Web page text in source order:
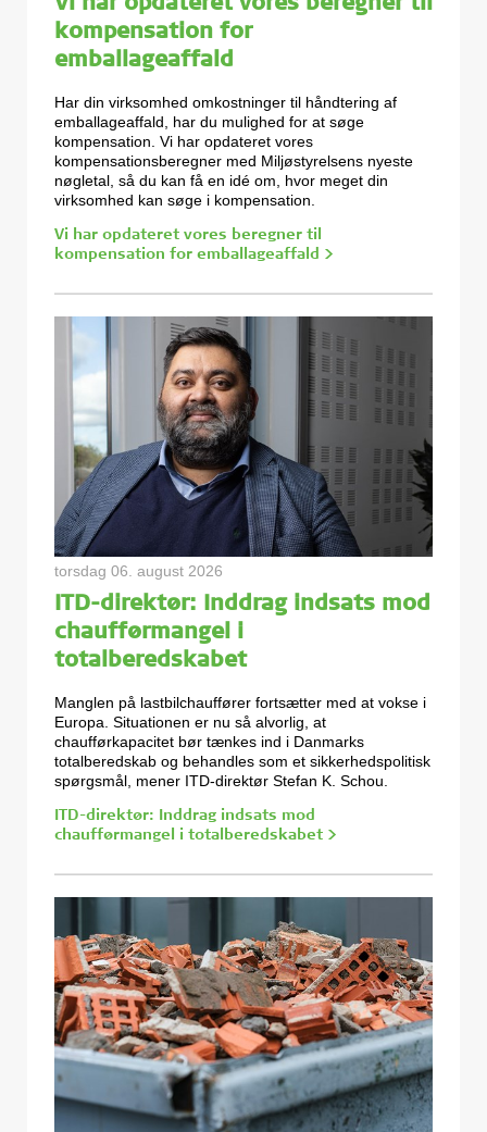
Vi har opdateret vores beregner til
kompensation for
emballageaffald
Har din virksomhed omkostninger til håndtering af
emballageaffald, har du mulighed for at søge
kompensation. Vi har opdateret vores
kompensationsberegner med Miljøstyrelsens nyeste
nøgletal, så du kan få en idé om, hvor meget din
virksomhed kan søge i kompensation.
Vi har opdateret vores beregner til
kompensation for emballageaffald >
torsdag 06. august 2026
ITD-direktør: Inddrag indsats mod
chaufførmangel i
totalberedskabet
Manglen på lastbilchauffører fortsætter med at vokse i
Europa. Situationen er nu så alvorlig, at
chaufførkapacitet bør tænkes ind i Danmarks
totalberedskab og behandles som et sikkerhedspolitisk
spørgsmål, mener ITD-direktør Stefan K. Schou.
ITD-direktør: Inddrag indsats mod
chaufførmangel i totalberedskabet >